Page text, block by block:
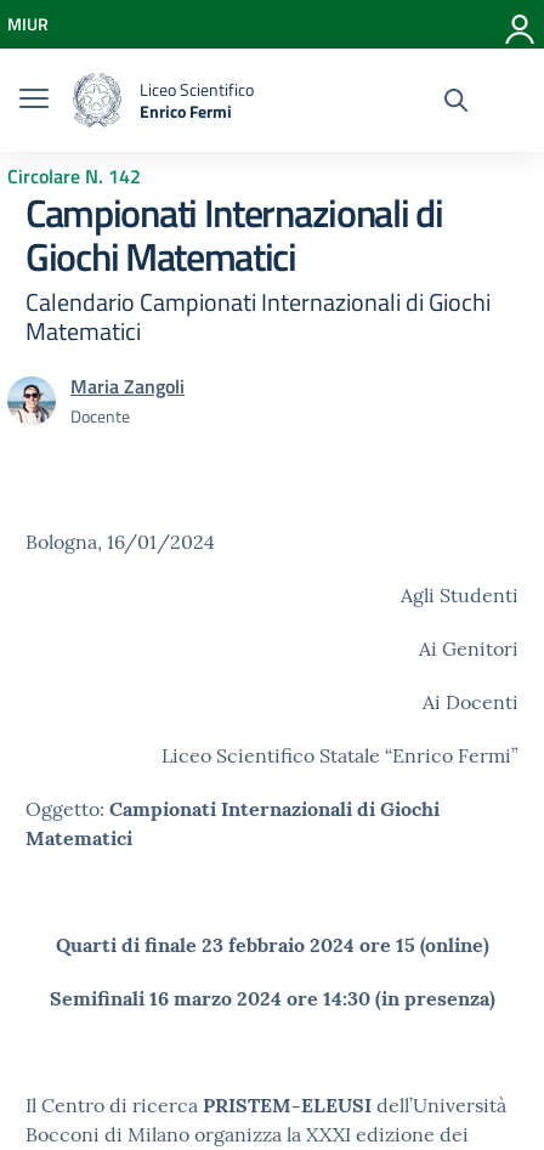
Vai al menu di navigazione
Vai al footer
MIUR
Liceo Scientifico
Enrico Fermi
Circolare N. 142
Campionati Internazionali di
Giochi Matematici
Calendario Campionati Internazionali di Giochi
Matematici
Maria Zangoli
Docente
Bologna, 16/01/2024
Agli Studenti
Ai Genitori
Ai Docenti
Liceo Scientifico Statale “Enrico Fermi”
Oggetto: Campionati Internazionali di Giochi
Matematici
Quarti di finale 23 febbraio 2024 ore 15 (online)
Semifinali 16 marzo 2024 ore 14:30 (in presenza)
Il Centro di ricerca PRISTEM-ELEUSI dell’Università
Bocconi di Milano organizza la XXXI edizione dei